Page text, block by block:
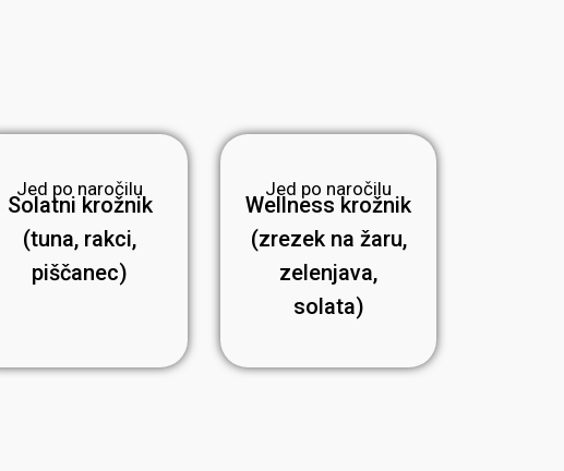
Jed po naročilu
Solatni krožnik
(tuna, rakci,
piščanec)
Jed po naročilu
Wellness krožnik
(zrezek na žaru,
zelenjava,
solata)